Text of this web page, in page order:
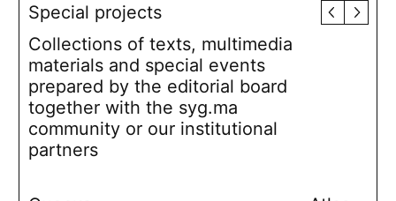
Special projects
Collections of texts, multimedia
materials and special events
prepared by the editorial board
together with the syg.ma
community or our institutional
partners